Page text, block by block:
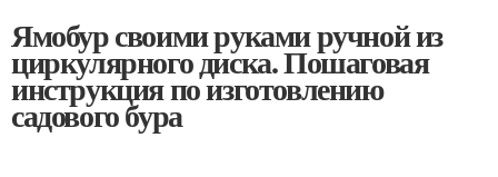
Ямобур своими руками ручной из
циркулярного диска. Пошаговая
инструкция по изготовлению
садового бура